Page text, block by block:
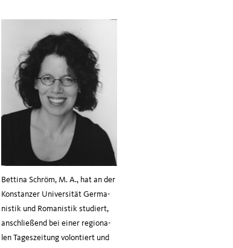
Bet­ti­na Schröm, M. A., hat an der
Kon­stan­zer Uni­ver­si­tät Ger­ma­
nis­tik und Roma­nis­tik stu­diert,
anschlie­ßend bei einer regio­na­
len Tages­zei­tung volon­tiert und